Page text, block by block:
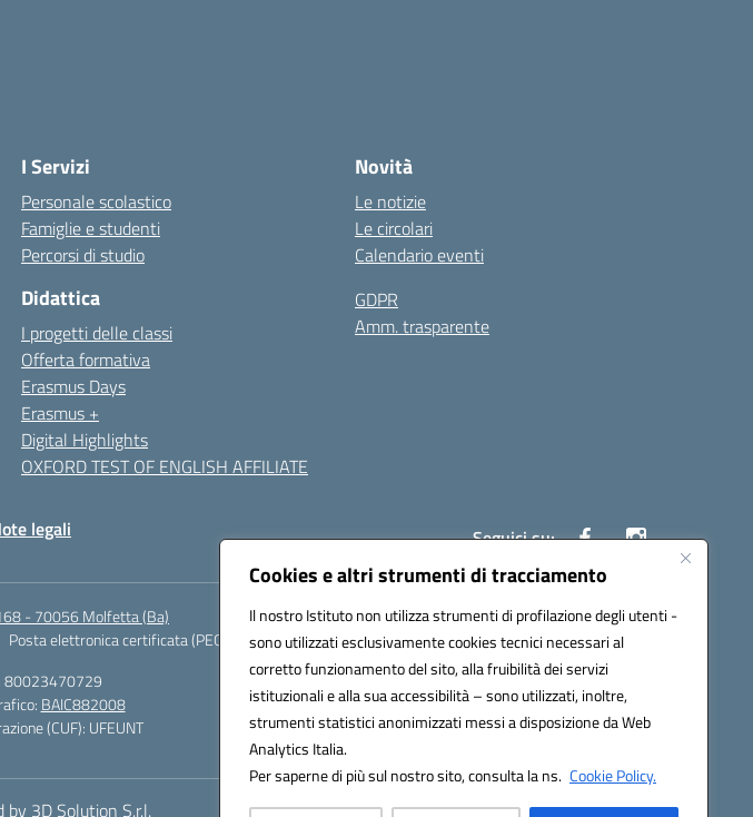
Cookies e altri strumenti di tracciamento
Il nostro Istituto non utilizza strumenti di profilazione degli utenti -
sono utilizzati esclusivamente cookies tecnici necessari al
corretto funzionamento del sito, alla fruibilità dei servizi
istituzionali e alla sua accessibilità – sono utilizzati, inoltre,
strumenti statistici anonimizzati messi a disposizione da Web
Analytics Italia.
Per saperne di più sul nostro sito, consulta la ns. Cookie Policy.
I Servizi
Personale scolastico
Famiglie e studenti
Percorsi di studio
Didattica
I progetti delle classi
Offerta formativa
Erasmus Days
Erasmus +
Digital Highlights
OXFORD TEST OF ENGLISH AFFILIATE
Novità
Le notizie
Le circolari
Calendario eventi
GDPR
Amm. trasparente
legali Seguici su:
- 70056 Molfetta (Ba)
Posta elettronica certificata (PEC):
baic882008@pec.istruzione.it
80023470729
BAIC882008
(CUF): UFEUNT
3D Solution S.r.l.